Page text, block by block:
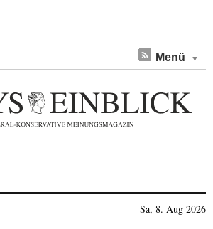
Menü
Sa, 8. Aug 2026